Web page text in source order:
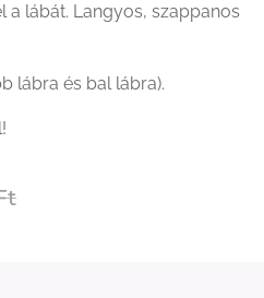
a lábát. Langyos, szappanos
lábra és bal lábra).